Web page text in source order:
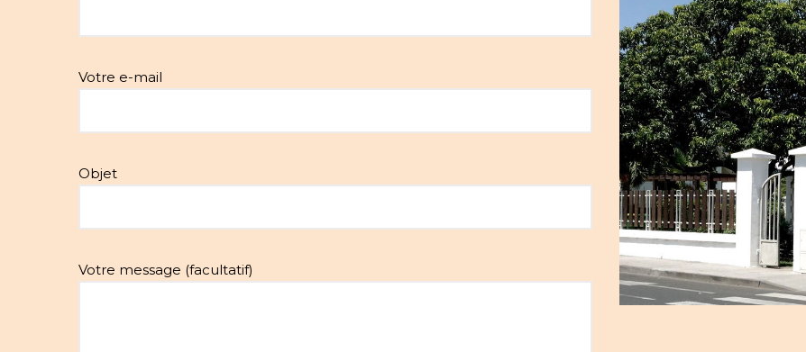
Votre e-mail
Objet
Votre message (facultatif)